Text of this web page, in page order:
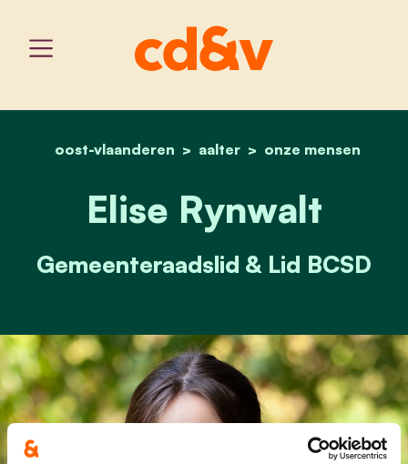
home
oost-vlaanderen aalter onze mensen
elise rynwalt
Elise Rynwalt
Gemeenteraadslid & Lid BCSD